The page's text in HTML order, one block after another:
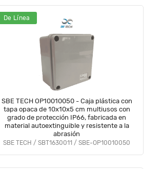
De Línea
SBE TECH OP10010050 - Caja plástica con
tapa opaca de 10x10x5 cm multiusos con
grado de protección IP66, fabricada en
material autoextinguible y resistente a la
abrasión
SBE TECH / SBT1630011 / SBE-OP10010050